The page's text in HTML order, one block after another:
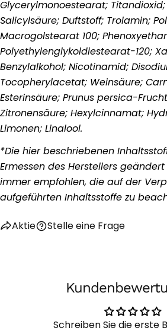
Glycerylmonoestearat;
Salicylsäure; Duftstoff; Trolamin;
Macrogolstearat 100;
Polyethylenglykoldiestearat-120;
Benzylalkohol; Nicotinamid;
Tocopherylacetat; Weinsäure;
Esterinsäure; Prunus persica-
Zitronensäure; Hexylcinnamat;
Limonen; Linalool.
*Die hier beschriebenen
Ermessen des Herstellers
immer empfohlen, die auf der
aufgeführten Inhaltsstoffe zu
Aktie
Teilen Sie dieses Produkt
Aktie
Stelle eine Frage
Stelle eine
Name
Deine
E-
Mail
Die mit * gekennzeichneten Felder
Frage
Schreiben Sie die erste